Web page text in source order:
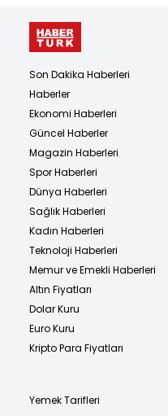
Son Dakika Haberleri
Haberler
Ekonomi Haberleri
Güncel Haberler
Magazin Haberleri
Spor Haberleri
Dünya Haberleri
Sağlık Haberleri
Kadın Haberleri
Teknoloji Haberleri
Memur ve Emekli Haberleri
Altın Fiyatları
Dolar Kuru
Euro Kuru
Kripto Para Fiyatları
Yemek Tarifleri